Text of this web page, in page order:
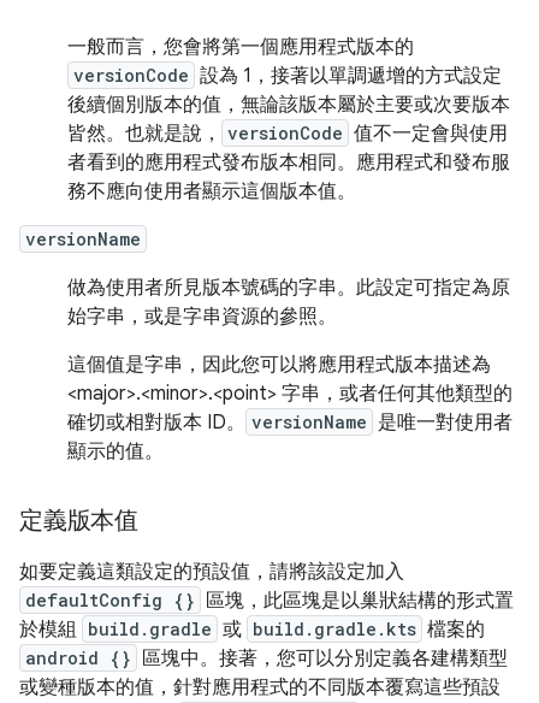
一般而言，您會將第一個應用程式版本的
versionCode 設為 1，接著以單調遞增的方式設定
後續個別版本的值，無論該版本屬於主要或次要版本
皆然。也就是說，
versionCode 值不一定會與使用
者看到的應用程式發布版本相同。應用程式和發布服
務不應向使用者顯示這個版本值。
versionName
做為使用者所見版本號碼的字串。此設定可指定為原
始字串，或是字串資源的參照。
這個值是字串，因此您可以將應用程式版本描述為
<major>.<minor>.<point> 字串，或者任何其他類型的
確切或相對版本 ID。
versionName 是唯一對使用者
顯示的值。
定義版本值
如要定義這類設定的預設值，請將該設定加入
defaultConfig {} 區塊，此區塊是以巢狀結構的形式置
於模組 build.gradle 或 build.gradle.kts 檔案的
android {} 區塊中。接著，您可以分別定義各建構類型
或變種版本的值，針對應用程式的不同版本覆寫這些預設